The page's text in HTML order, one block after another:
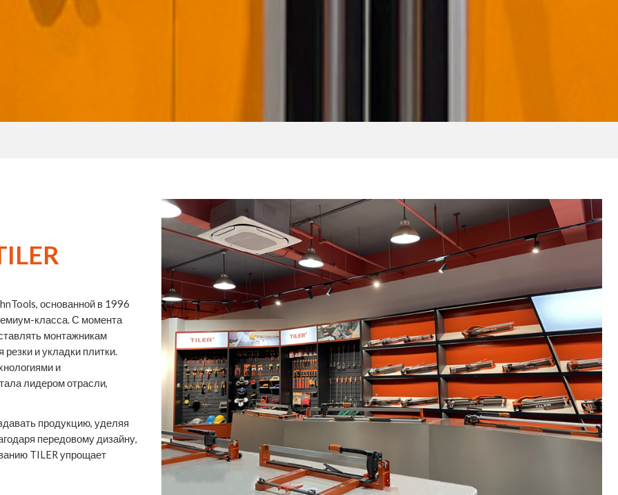
основанной в 1996
класса. С момента
монтажникам
и укладки плитки.
и
лидером отрасли,
продукцию, уделяя
передовому дизайну,
TILER упрощает